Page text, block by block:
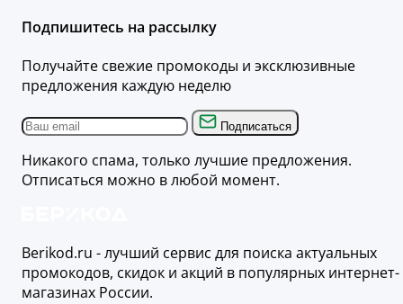
Подпишитесь на рассылку
Получайте свежие промокоды и эксклюзивные
предложения каждую неделю
Подписаться
Никакого спама, только лучшие предложения.
Отписаться можно в любой момент.
Berikod.ru - лучший сервис для поиска актуальных
промокодов, скидок и акций в популярных интернет-
магазинах России.